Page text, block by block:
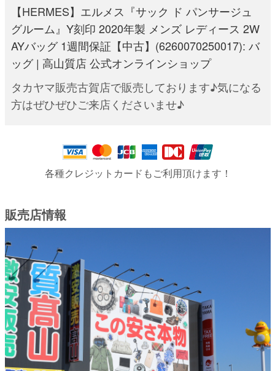
【HERMES】エルメス『サック ド パンサージュ
グルーム』Y刻印 2020年製 メンズ レディース 2W
AYバッグ 1週間保証【中古】(6260070250017): バ
ッグ | 高山質店 公式オンラインショップ
タカヤマ販売古賀店で販売しております♪気になる
方はぜひぜひご来店くださいませ♪
各種クレジットカードもご利用頂けます！
販売店情報